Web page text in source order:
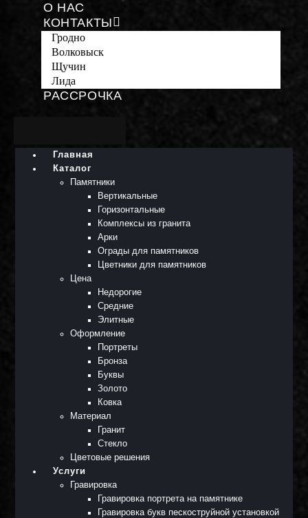
О НАС
КОНТАКТЫ
Гродно
Волковыск
Щучин
Лида
РАССРОЧКА
Главная
Каталог
Памятники
Вертикальные
Горизонтальные
Комплексы из гранита
Арки
Ограды для памятников
Цветники для памятников
Цена
Недорогие
Средние
Элитные
Оформление
Портреты
Бронза
Буквы
Золото
Ковка
Материал
Гранит
Стекло
Цветовые решения
Услуги
Гравировка
Гравировка портрета на памятнике
Гравировка букв пескоструйной установкой